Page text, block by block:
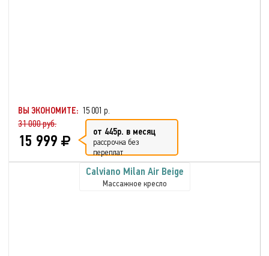
ВЫ ЭКОНОМИТЕ: 15 001 р.
31 000 руб.
15 999 от 445р. в месяц
рассрочка без
переплат
Calviano Milan Аir Beige
Массажное кресло